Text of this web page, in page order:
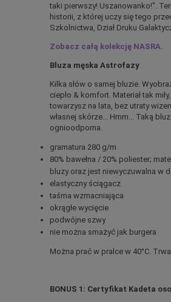
taki pierwszy! Uszanowanko!".
historii, z której uczy się tego
Szkolnictwa, Dział Druku
Zobacz całą kolekcję NASRA.
Bluza męska Astrofazy
Kilka słów o samej bluzie.
ciepło & komfort. Materiał tak
towarzysz na lata, bez utraty
własnej skórze... Hmm... Taką
ognioodporna.
gramatura 280 g/m
80% bawełna / 20% poliester;
bluzy oraz jest niewyczuwalna w
elastyczny ściągacz
taśma wzmacniająca
okrągłe wycięcie
podwójne szwy
nie można smażyć jak burgera
Można prać w pralce w 40°C.
BONUS 1: Certyfikat Kadeta